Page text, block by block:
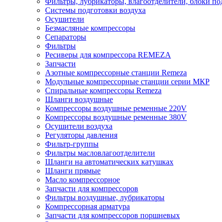
Системы подготовки воздуха
Осушители
Безмасляные компрессоры
Сепараторы
Фильтры
Ресиверы для компрессора REMEZA
Запчасти
Азотные компрессорные станции Remeza
Модульные компрессорные станции серии МКР
Спиральные компрессоры Remeza
Шланги воздушные
Компрессоры воздушные ременные 220V
Компрессоры воздушные ременные 380V
Осушители воздуха
Регуляторы давления
Фильтр-группы
Фильтры масловлагоотделители
Шланги на автоматических катушках
Шланги прямые
Масло компрессорное
Запчасти для компрессоров
Фильтры воздушные, лубрикаторы
Компрессорная арматура
Запчасти для компрессоров поршневых